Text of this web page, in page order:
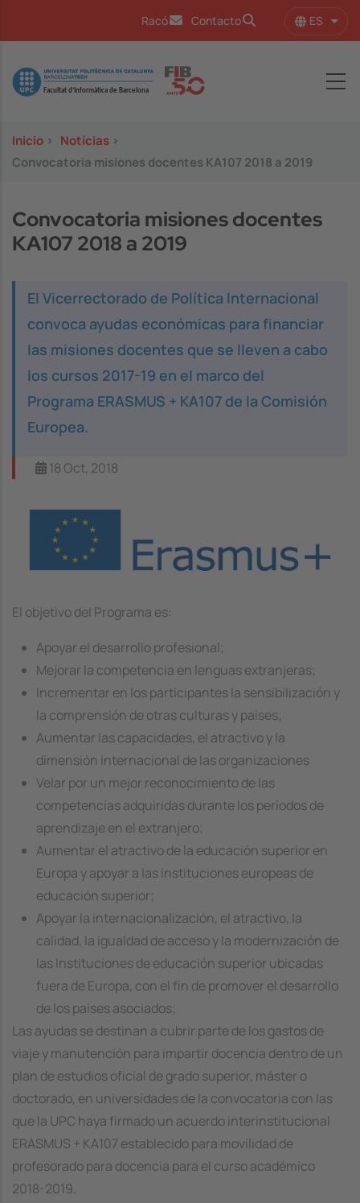
Racó Contacto ES
Image
Inicio > Notícias >
Convocatoria misiones docentes KA107 2018 a 2019
Convocatoria misiones docentes
KA107 2018 a 2019
El Vicerrectorado de Política Internacional
convoca ayudas económicas para financiar
las misiones docentes que se lleven a cabo
los cursos 2017-19 en el marco del
Programa ERASMUS + KA107 de la Comisión
Europea.
18 Oct, 2018
El objetivo del Programa es:
Apoyar el desarrollo profesional;
Mejorar la competencia en lenguas extranjeras;
Incrementar en los participantes la sensibilización y
la comprensión de otras culturas y paises;
Aumentar las capacidades, el atractivo y la
dimensión internacional de las organizaciones
Velar por un mejor reconocimiento de las
competencias adquiridas durante los períodos de
aprendizaje en el extranjero;
Aumentar el atractivo de la educación superior en
Europa y apoyar a las instituciones europeas de
educación superior;
Apoyar la internacionalización, el atractivo, la
calidad, la igualdad de acceso y la modernización de
las Instituciones de educación superior ubicadas
fuera de Europa, con el fin de promover el desarrollo
de los paises asociados;
Las ayudas se destinan a cubrir parte de los gastos de
viaje y manutención para impartir docencia dentro de un
plan de estudios oficial de grado superior, máster o
doctorado, en universidades de la convocatoria con las
que la UPC haya firmado un acuerdo interinstitucional
ERASMUS + KA107 establecido para movilidad de
profesorado para docencia para el curso académico
2018-2019.